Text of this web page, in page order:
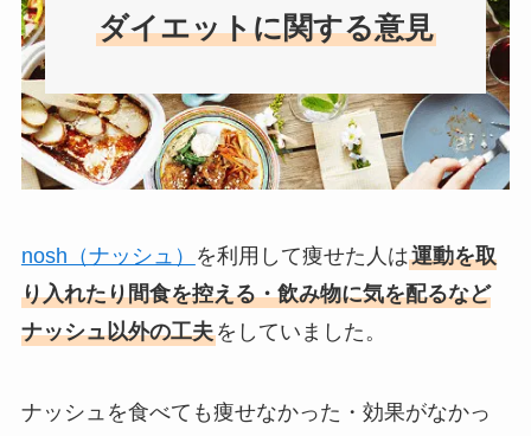
ダイエットに関する意見
nosh（ナッシュ） を利用して痩せた人は運動を取
り入れたり間食を控える・飲み物に気を配るなど
ナッシュ以外の工夫をしていました。
ナッシュを食べても痩せなかった・効果がなかっ